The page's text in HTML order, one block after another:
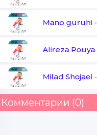
Mano guruhi -
Alireza Pouya
Milad Shojaei -
Комментарии (0)